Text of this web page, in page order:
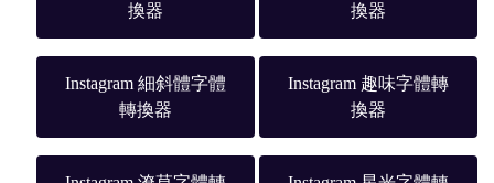
換器
換器
Instagram 細斜體字體
轉換器
Instagram 趣味字體轉
換器